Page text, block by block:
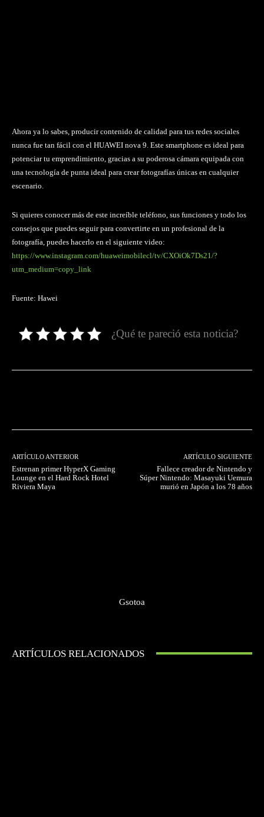
Ahora ya lo sabes, producir contenido de calidad para tus redes sociales
nunca fue tan fácil con el HUAWEI nova 9. Este smartphone es ideal para
potenciar tu emprendimiento, gracias a su poderosa cámara equipada con
una tecnología de punta ideal para crear fotografías únicas en cualquier
escenario.
Si quieres conocer más de este increíble teléfono, sus funciones y todo los
consejos que puedes seguir para convertirte en un profesional de la
fotografía, puedes hacerlo en el siguiente video:
https://www.instagram.com/huaweimobilecl/tv/CXOiOk7Ds21/?
utm_medium=copy_link
Fuente: Hawei
¿Qué te pareció esta noticia?
ARTÍCULO ANTERIOR
Estrenan primer HyperX Gaming
Lounge en el Hard Rock Hotel
Riviera Maya
ARTÍCULO SIGUIENTE
Fallece creador de Nintendo y
Súper Nintendo: Masayuki Uemura
murió en Japón a los 78 años
Gsotoa
ARTÍCULOS RELACIONADOS